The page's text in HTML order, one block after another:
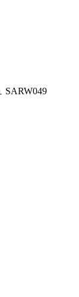
SARW049